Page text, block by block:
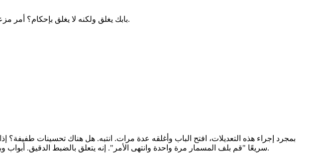
بابك يغلق ولكنه لا يغلق بإحكام؟ أمر مزعج، أليس كذلك؟ يُطلق على هذه المشكلة "مشكلة القفل". لإصلاحها، اضبط آخر بضع بوصات من عملية الإغلاق.
بمجرد إجراء هذه التعديلات، افتح الباب وأغلقه عدة مرات. انتبه. هل هناك تحسينات طفيفة؟
سريعًا "قم بلف المسمار مرة واحدة وانتهى الأمر". إنه يتعلق بالضبط الدقيق. أبواب وبيئات واستخدامات مختلفة - قد تحتاج إلى بعض الاختبارات قبل الحصول على النتيجة الصحيحة. لا تتعجل العملية.